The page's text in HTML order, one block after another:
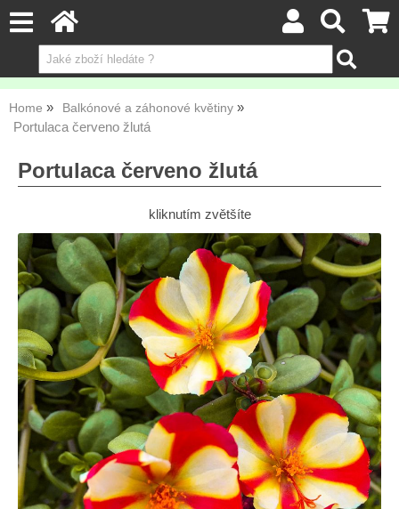
Home Balkónové a záhonové květiny
Portulaca červeno žlutá
Portulaca červeno žlutá
kliknutím zvětšíte